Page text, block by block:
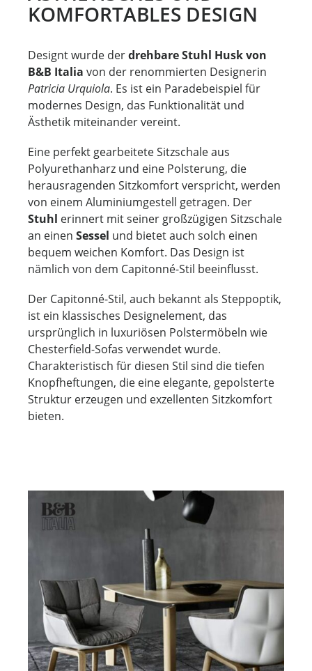
KOMFORTABLES DESIGN
Designt wurde derdrehbare Stuhl Husk von
B&B Italia von der renommierten Designerin
Patricia Urquiola. Es ist ein Paradebeispiel für
modernes Design, das Funktionalität und
Ästhetik miteinander vereint.
Eine perfekt gearbeitete Sitzschale aus
Polyurethanharz und eine Polsterung, die
herausragenden Sitzkomfort verspricht, werden
von einem Aluminiumgestell getragen. Der
Stuhl erinnert mit seiner großzügigen Sitzschale
an einen Sessel und bietet auch solch einen
bequem weichen Komfort. Das Design ist
nämlich von dem Capitonné-Stil beeinflusst.
Der Capitonné-Stil, auch bekannt als Steppoptik,
ist ein klassisches Designelement, das
ursprünglich in luxuriösen Polstermöbeln wie
Chesterfield-Sofas verwendet wurde.
Charakteristisch für diesen Stil sind die tiefen
Knopfheftungen, die eine elegante, gepolsterte
Struktur erzeugen und exzellenten Sitzkomfort
bieten.